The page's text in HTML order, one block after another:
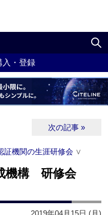
入・登録
次の記事 »
証機関の生涯研修会 ∨
機構 研修会